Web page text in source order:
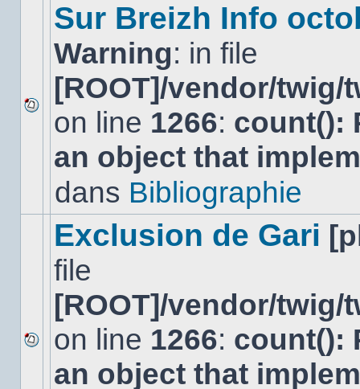
Aucun
nouveau
message
non-
dans
Sur Breizh Info
Warning: in file
[ROOT]/vendor/
on line 1266: count():
an object that
dans Bibliographie
Aucun
nouveau
message
Exclusion de Gari
file
[ROOT]/vendor/
on line 1266: count():
an object that